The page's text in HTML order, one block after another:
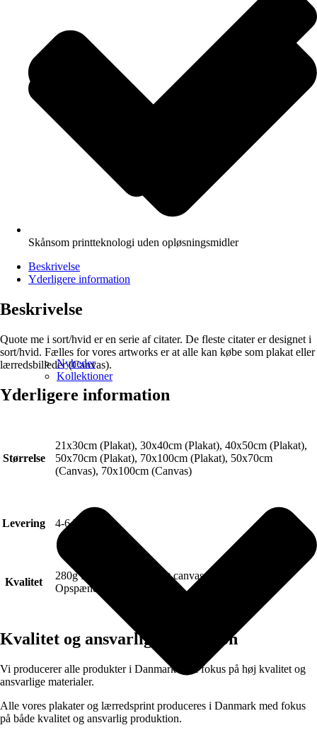
Nyheder
Kollektioner
Skånsom printteknologi uden opløsningsmidler
Beskrivelse
Yderligere information
Beskrivelse
Quote me i sort/hvid er en serie af citater. De fleste citater er designet i
sort/hvid. Fælles for vores artworks er at alle kan købe som plakat eller
lærredsbilleder (Canvas).
Yderligere information
Størrelse
21x30cm (Plakat), 30x40cm (Plakat), 40x50cm (Plakat),
50x70cm (Plakat), 70x100cm (Plakat), 50x70cm
(Canvas), 70x100cm (Canvas)
Levering 4-6 hverdage.
Kvalitet
280g FSC Certificeret Art canvas (Lærred).
Opspændt på blindramme.
Kvalitet og ansvarlig produktion
Vi producerer alle produkter i Danmark med fokus på høj kvalitet og
ansvarlige materialer.
Alle vores plakater og lærredsprint produceres i Danmark med fokus
på både kvalitet og ansvarlig produktion.